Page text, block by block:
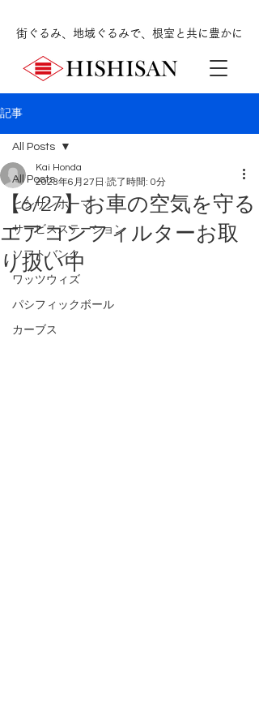
街ぐるみ、地域ぐるみで、根室と共に豊かに
記事
All Posts
ヒシサンホーマ
サービスステーション
ソフトバンク
ワッツウィズ
パシフィックボール
カーブス
All Posts
【6/27】お車の空気を守る
エアコンフィルターお取
り扱い中
Kai Honda
2023年6月27日 読了時間: 0分